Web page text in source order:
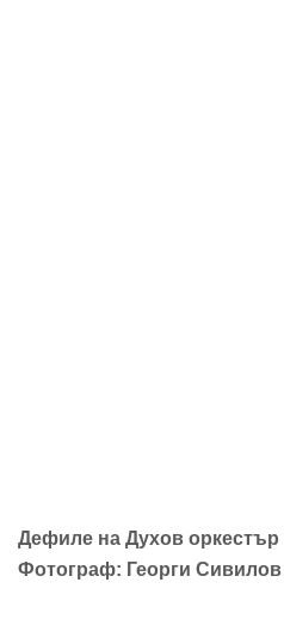
Дефиле на Духов
Фотограф: Георги Сивилов